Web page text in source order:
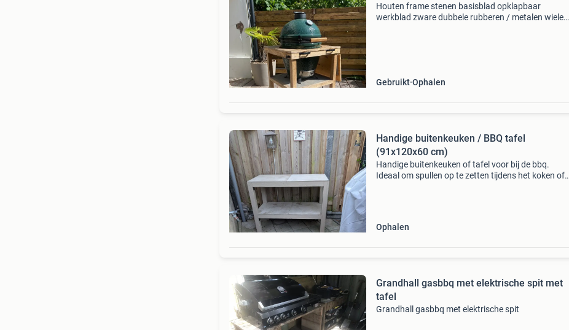
Houten frame stenen basisblad opklapbaar
werkblad zware dubbele rubberen / metalen wielen
Gebruikt Ophalen
Handige buitenkeuken / BBQ tafel
(91x120x60 cm)
Handige buitenkeuken of tafel voor bij de bbq.
Ideaal om spullen op te zetten tijdens het koken of
Ophalen
Grandhall gasbbq met elektrische spit met
tafel
Grandhall gasbbq met elektrische spit